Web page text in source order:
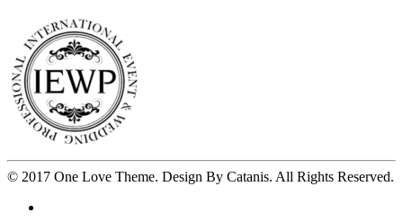
© 2017 One Love Theme. Design By Catanis. All Rights Reserved.